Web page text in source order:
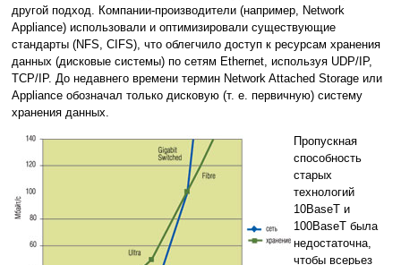
другой подход. Компании-производители (например, Network
Appliance) использовали и оптимизировали существующие
стандарты (NFS, CIFS), что облегчило доступ к ресурсам хранения
данных (дисковые системы) по сетям Ethernet, используя UDP/IP,
TCP/IP. До недавнего времени термин Network Attached Storage или
Appliance обозначал только дисковую (т. е. первичную) систему
хранения данных.
Пропускная
способность
старых
технологий
10BaseT и
100BaseT была
недостаточна,
чтобы всерьез